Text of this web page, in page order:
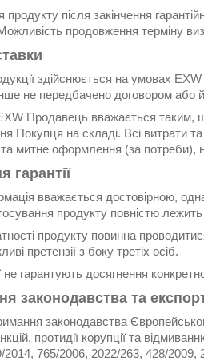
продукту після закінчення
продовження терміну
здійснюється на умовах
не передбачено договором або
Продавець вважається таким,
Покупця на складі. Всі витрати
митне оформлення (за потреби),
гарантії
вважається достовірною,
продукту повністю лежить
продукту повинна
претензії з боку третіх осіб.
не гарантують досягнення
законодавства та
законодавства
протидії корупції та
2014, 765/2006, 2022/263, 428/